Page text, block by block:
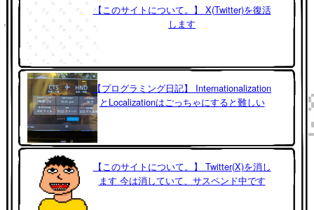
【このサイトについて。】 X(Twitter)を復活
します
【プログラミング日記】 Internationalization
とLocalizationはごっちゃにすると難しい
【このサイトについて。】 Twitter(X)を消し
ます 今は消していて、サスペンド中です